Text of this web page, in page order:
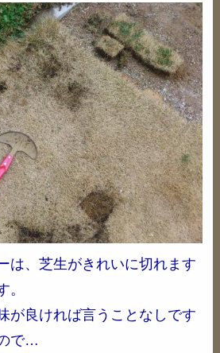
は、芝生がきれいに切れます
。
が良ければ言うことなしです
で…